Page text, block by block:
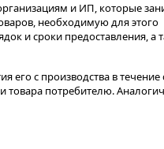
и ИП, которые
необходимую для этого
и сроки предоставления, а
его с производства в течение
товара потребителю.